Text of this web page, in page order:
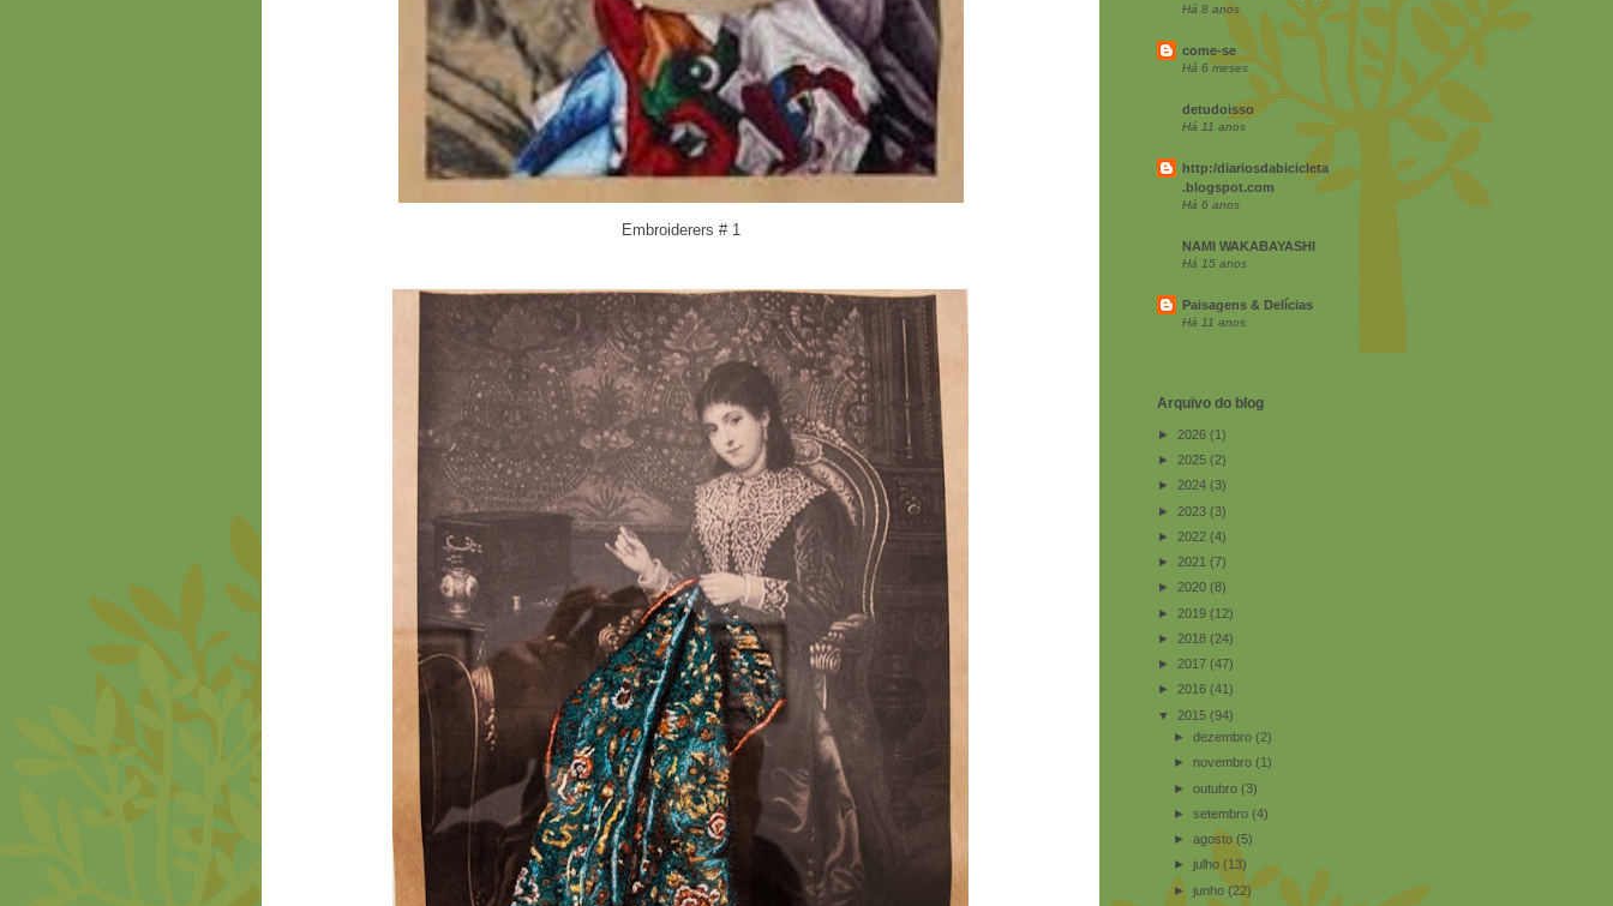
Embroiderers # 1
Há 8 anos
come-se
Há 6 meses
detudoisso
Há 11 anos
http:/diariosdabicicleta
.blogspot.com
Há 6 anos
NAMI WAKABAYASHI
Há 15 anos
Paisagens & Delícias
Há 11 anos
Arquivo do blog
► 2026 (1)
► 2025 (2)
► 2024 (3)
► 2023 (3)
► 2022 (4)
► 2021 (7)
► 2020 (8)
► 2019 (12)
► 2018 (24)
► 2017 (47)
► 2016 (41)
▼ 2015 (94)
►dezembro(2)
► novembro(1)
►outubro(3)
►setembro(4)
►agosto(5)
►julho (13)
►junho(22)